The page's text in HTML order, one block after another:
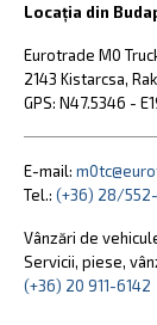
Locația din
Eurotrade M0
2143 Kistarcsa,
GPS: N47.5346 -
E-mail:
Tel.: (+36) 28/
Vânzări de
Servicii, piese,
(+36) 20 911-6142